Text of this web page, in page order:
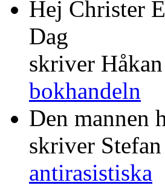
Hej Christer
Dag
skriver
bokhandeln
Den mannen
skriver
antirasistiska